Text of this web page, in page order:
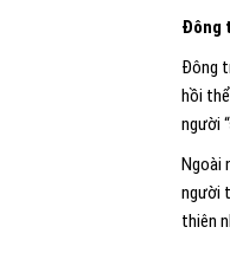
Đông
Đông
hồi
người
Ngoài
người
thiên